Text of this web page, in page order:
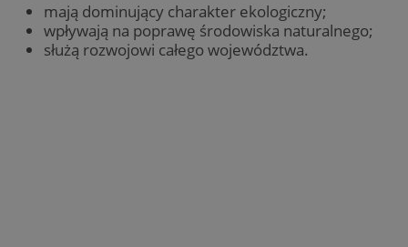
mają dominujący charakter ekologiczny;
wpływają na poprawę środowiska naturalnego;
służą rozwojowi całego województwa.